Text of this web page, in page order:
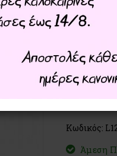
Home ΦΥΛΑΧΤΑ
Wheel
925°
Κωδικός:
Άμεση